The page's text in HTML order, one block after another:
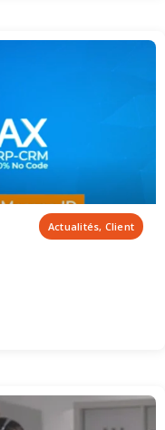
Actualités, Client